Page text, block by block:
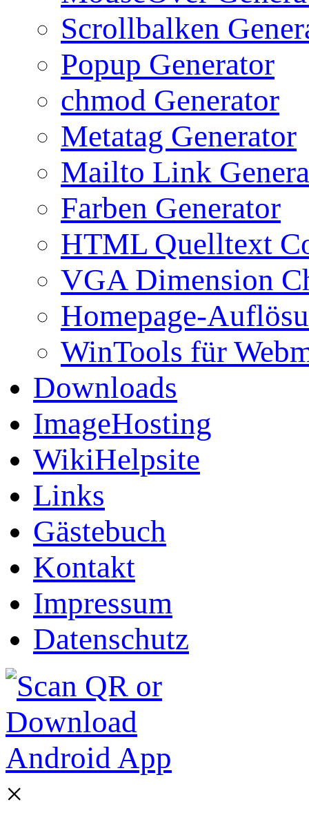
Scrollbalken
Popup Generator
chmod Generator
Metatag Generator
Mailto Link
Farben Generator
HTML Quelltext
VGA Dimension
Homepage-
WinTools für
Downloads
ImageHosting
WikiHelpsite
Links
Gästebuch
Kontakt
Impressum
Datenschutz
×